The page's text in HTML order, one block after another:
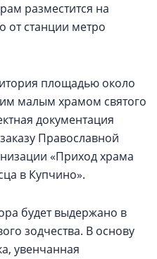
разместится на
от станции метро
площадью около
малым храмом святого
документация
Православной
«Приход храма
в Купчино».
будет выдержано в
зодчества. В основу
увенчанная